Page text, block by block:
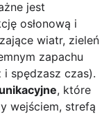
jest
osłonową i
wiatr, zieleń
zapachu
spędzasz czas).
, które
wejściem, strefą